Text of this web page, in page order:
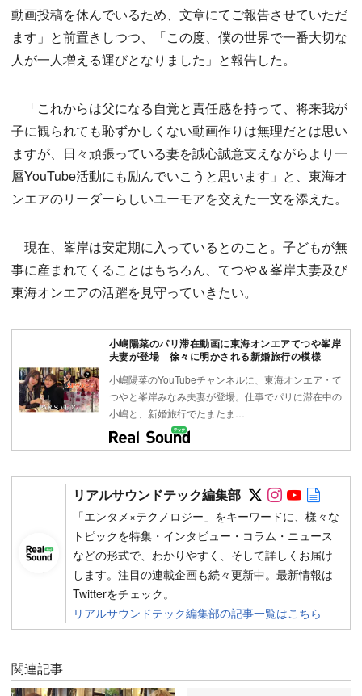
動画投稿を休んでいるため、文章にてご報告させていただ
ます」と前置きしつつ、「この度、僕の世界で一番大切な
人が一人増える運びとなりました」と報告した。
「これからは父になる自覚と責任感を持って、将来我が
子に観られても恥ずかしくない動画作りは無理だとは思い
ますが、日々頑張っている妻を誠心誠意支えながらより一
層YouTube活動にも励んでいこうと思います」と、東海オ
ンエアのリーダーらしいユーモアを交えた一文を添えた。
現在、峯岸は安定期に入っているとのこと。子どもが無
事に産まれてくることはもちろん、てつや＆峯岸夫妻及び
東海オンエアの活躍を見守っていきたい。
小嶋陽菜のパリ滞在動画に東海オンエアてつや峯岸
夫妻が登場 徐々に明かされる新婚旅行の模様
小嶋陽菜のYouTubeチャンネルに、東海オンエア・て
つやと峯岸みなみ夫妻が登場。仕事でパリに滞在中の
小嶋と、新婚旅行でたまたま…
リアルサウンドテック編集部 Follow on
Follow on
Follow
「エンタメ×テクノロジー」をキーワードに、様々な
トピックを特集・インタビュー・コラム・ニュース
などの形式で、わかりやすく、そして詳しくお届け
します。注目の連載企画も続々更新中。最新情報は
Twitterをチェック。
リアルサウンドテック編集部の記事一覧はこちら
関連記事